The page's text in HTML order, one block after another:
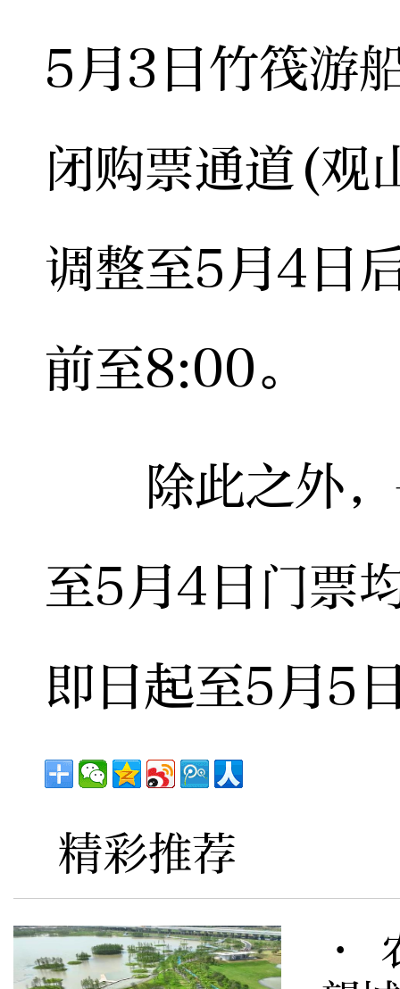
5月3日竹筏游
闭购票通道(观
调整至5月4日
前至8:00。
除此之外，
至5月4日门票
即日起至5月5
精彩推荐
·